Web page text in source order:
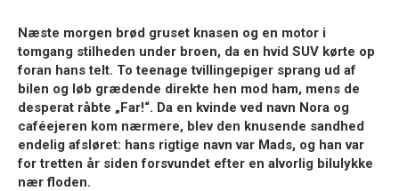
Næste morgen brød gruset knasen og en motor i
tomgang stilheden under broen, da en hvid SUV kørte op
foran hans telt. To teenage tvillingepiger sprang ud af
bilen og løb grædende direkte hen mod ham, mens de
desperat råbte „Far!“. Da en kvinde ved navn Nora og
caféejeren kom nærmere, blev den knusende sandhed
endelig afsløret: hans rigtige navn var Mads, og han var
for tretten år siden forsvundet efter en alvorlig bilulykke
nær floden.